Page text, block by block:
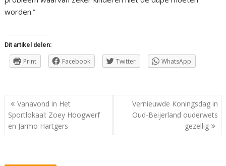
worden.”
Dit artikel delen:
Print Facebook Twitter WhatsApp
Berichtnavigatie
Vanavond in Het
Sportlokaal: Zoey Hoogwerf
en Jarmo Hartgers
Vernieuwde Koningsdag in
Oud-Beijerland ouderwets
gezellig